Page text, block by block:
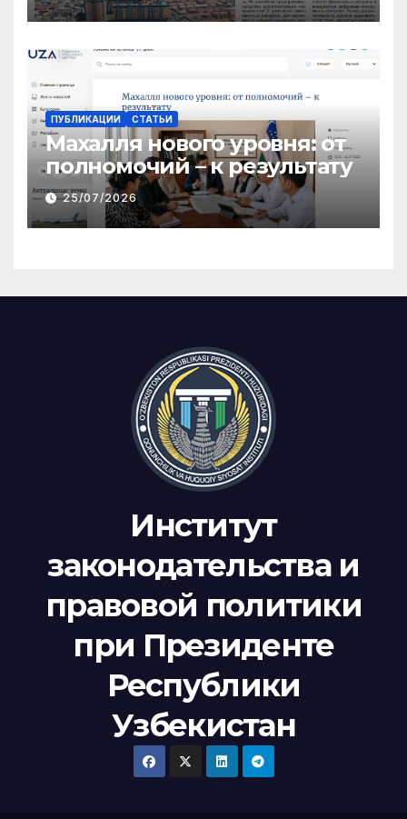
ПУБЛИКАЦИИ СТАТЬИ
Махалля нового уровня: от
полномочий – к результату
25/07/2026
Институт
законодательства и
правовой политики
при Президенте
Республики
Узбекистан